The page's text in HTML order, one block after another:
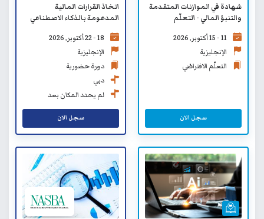
شهادة في الموازنات المتقدمة
والتنبؤ المالي - التعلّم
11 - 15 أكتوبر, 2026
الإنجليزية
التعلّم الافتراضي
سجل الان
اتخاذ القرارات المالية
المدعومة بالذكاء الاصطناعي
18 - 22 أكتوبر, 2026
الإنجليزية
دورة حضورية
دبي
لم يحدد المكان بعد
سجل الان